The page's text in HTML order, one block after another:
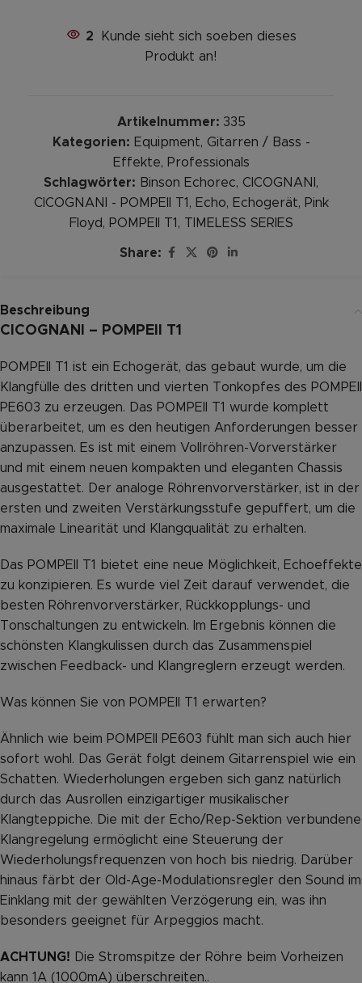
2
Kunde sieht sich soeben dieses
Produkt an!
Artikelnummer: 335
Kategorien: Equipment, Gitarren / Bass -
Effekte, Professionals
Schlagwörter: Binson Echorec, CICOGNANI ,
CICOGNANI - POMPEII T1 , Echo, Echogerät, Pink
Floyd, POMPEII T1 , TIMELESS SERIES
Share:
Beschreibung
CICOGNANI – POMPEII T1
POMPEII T1 ist ein Echogerät, das gebaut wurde, um die
Klangfülle des dritten und vierten Tonkopfes des POMPEII
PE603 zu erzeugen. Das POMPEII T1 wurde komplett
überarbeitet, um es den heutigen Anforderungen besser
anzupassen. Es ist mit einem Vollröhren-Vorverstärker
und mit einem neuen kompakten und eleganten Chassis
ausgestattet. Der analoge Röhrenvorverstärker, ist in der
ersten und zweiten Verstärkungsstufe gepuffert, um die
maximale Linearität und Klangqualität zu erhalten.
Das POMPEII T1 bietet eine neue Möglichkeit, Echoeffekte
zu konzipieren. Es wurde viel Zeit darauf verwendet, die
besten Röhrenvorverstärker, Rückkopplungs- und
Tonschaltungen zu entwickeln. Im Ergebnis können die
schönsten Klangkulissen durch das Zusammenspiel
zwischen Feedback- und Klangreglern erzeugt werden.
Was können Sie von POMPEII T1 erwarten?
Ähnlich wie beim POMPEII PE603 fühlt man sich auch hier
sofort wohl. Das Gerät folgt deinem Gitarrenspiel wie ein
Schatten. Wiederholungen ergeben sich ganz natürlich
durch das Ausrollen einzigartiger musikalischer
Klangteppiche. Die mit der Echo/Rep-Sektion verbundene
Klangregelung ermöglicht eine Steuerung der
Wiederholungsfrequenzen von hoch bis niedrig. Darüber
hinaus färbt der Old-Age-Modulationsregler den Sound im
Einklang mit der gewählten Verzögerung ein, was ihn
besonders geeignet für Arpeggios macht.
ACHTUNG! Die Stromspitze der Röhre beim Vorheizen
kann 1A (1000mA) überschreiten..